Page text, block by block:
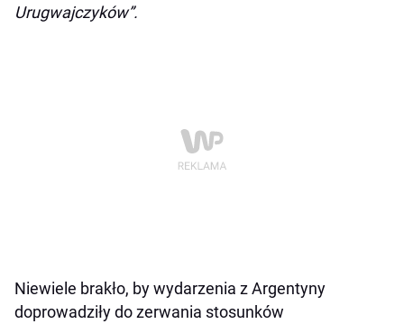
Urugwajczyków”.
Niewiele brakło, by wydarzenia z Argentyny
doprowadziły do zerwania stosunków